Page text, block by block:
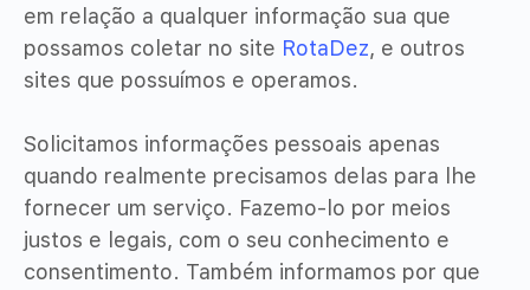
em relação a qualquer informação sua que
possamos coletar no site RotaDez, e outros
sites que possuímos e operamos.
Solicitamos informações pessoais apenas
quando realmente precisamos delas para lhe
fornecer um serviço. Fazemo-lo por meios
justos e legais, com o seu conhecimento e
consentimento. Também informamos por que